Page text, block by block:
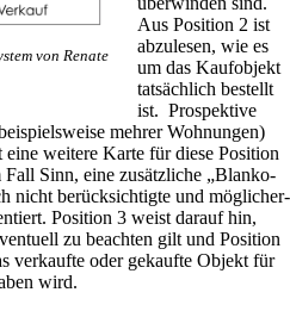
von Renate
Aus Posi­tion 2 ist
abzu­lesen, wie es
um das Kauf­ob­jekt
tat­säch­lich bestellt
ist. Pro­spek­tive
mehrer Woh­nungen)
wei­tere Karte für diese Posi­tion
Fall Sinn, eine zusätz­liche „Blan­ko­
nicht berück­sich­tigte und mög­li­cher­
Posi­tion 3 weist darauf hin,
zu beachten gilt und Posi­tion
ver­kaufte oder gekaufte Objekt für
wird.